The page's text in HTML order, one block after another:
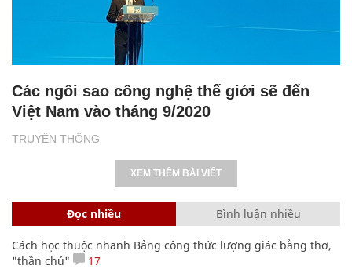
TRUYỀN THÔNG
Các ngôi sao công nghệ thế giới sẽ đến
Việt Nam vào tháng 9/2020
XEM THÊM BÀI VIẾT
Đọc nhiều Bình luận nhiều
Cách học thuộc nhanh Bảng công thức lượng giác bằng thơ,
"thần chú"
17